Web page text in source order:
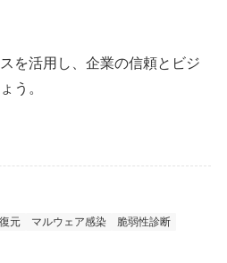
を活用し、企業の信頼とビジ
う。
元 マルウェア感染 脆弱性診断